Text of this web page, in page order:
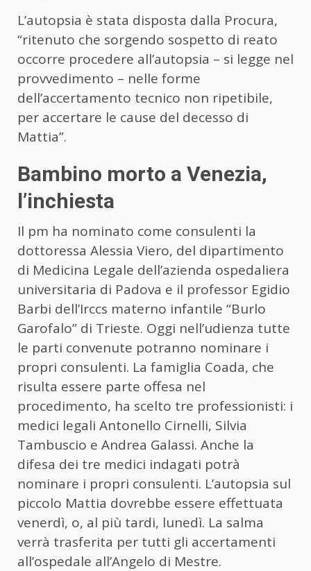
L’autopsia è stata disposta dalla Procura,
“ritenuto che sorgendo sospetto di reato
occorre procedere all’autopsia – si legge nel
provvedimento – nelle forme
dell’accertamento tecnico non ripetibile,
per accertare le cause del decesso di
Mattia”.
Bambino morto a Venezia,
l’inchiesta
Il pm ha nominato come consulenti la
dottoressa Alessia Viero, del dipartimento
di Medicina Legale dell’azienda ospedaliera
universitaria di Padova e il professor Egidio
Barbi dell’Irccs materno infantile “Burlo
Garofalo” di Trieste. Oggi nell’udienza tutte
le parti convenute potranno nominare i
propri consulenti. La famiglia Coada, che
risulta essere parte offesa nel
procedimento, ha scelto tre professionisti: i
medici legali Antonello Cirnelli, Silvia
Tambuscio e Andrea Galassi. Anche la
difesa dei tre medici indagati potrà
nominare i propri consulenti. L’autopsia sul
piccolo Mattia dovrebbe essere effettuata
venerdì, o, al più tardi, lunedì. La salma
verrà trasferita per tutti gli accertamenti
all’ospedale all’Angelo di Mestre.